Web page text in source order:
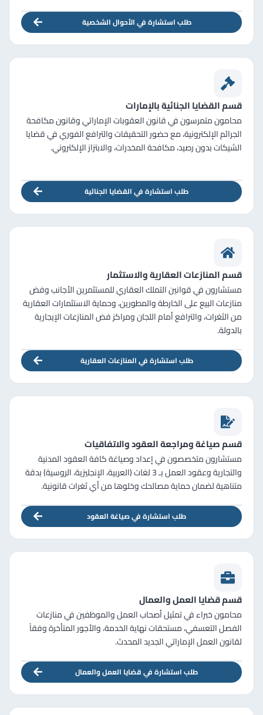
طلب استشارة في الأحوال الشخصية
قسم القضايا الجنائية بالإمارات
محامون متمرسون في قانون العقوبات الإماراتي وقانون مكافحة
الجرائم الإلكترونية، مع حضور التحقيقات والترافع الفوري في قضايا
الشيكات بدون رصيد، مكافحة المخدرات، والابتزاز الإلكتروني.
طلب استشارة في القضايا الجنائية
قسم المنازعات العقارية والاستثمار
مستشارون في قوانين التملك العقاري للمستثمرين الأجانب وفض
منازعات البيع على الخارطة والمطورين، وحماية الاستثمارات العقارية
من الثغرات، والترافع أمام اللجان ومراكز فض المنازعات الإيجارية
بالدولة.
طلب استشارة في المنازعات العقارية
قسم صياغة ومراجعة العقود والاتفاقيات
مستشارون متخصصون في إعداد وصياغة كافة العقود المدنية
والتجارية وعقود العمل بـ 3 لغات (العربية، الإنجليزية، الروسية) بدقة
متناهية لضمان حماية مصالحك وخلوها من أي ثغرات قانونية.
طلب استشارة في صياغة العقود
قسم قضايا العمل والعمال
محامون خبراء في تمثيل أصحاب العمل والموظفين في منازعات
الفصل التعسفي، مستحقات نهاية الخدمة، والأجور المتأخرة وفقاً
لقانون العمل الإماراتي الجديد المحدث.
طلب استشارة في قضايا العمل والعمال